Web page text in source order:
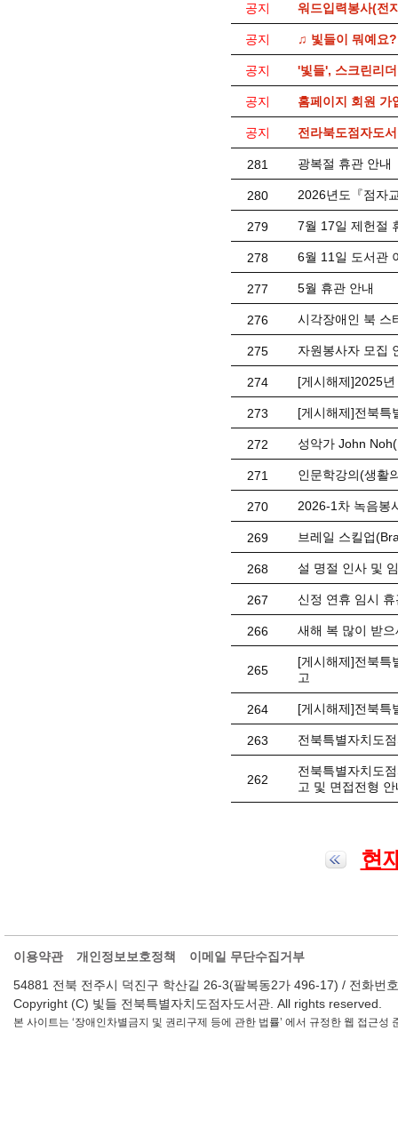
공지 워드입력봉사(전
공지 ♫ 빛들이 뭐예요?
공지 '빛들', 스크린리
공지 홈페이지 회원 가
공지 전라북도점자도
281 광복절 휴관 안내
280 2026년도『점자
279 7월 17일 제헌절
278 6월 11일 도서관
277 5월 휴관 안내
276 시각장애인 북 스
275 자원봉사자 모집
274 [게시해제]2025
273 [게시해제]전북특
272 성악가 John
271 인문학강의(생활
270 2026-1차 녹음봉
269 브레일 스킬업
268 설 명절 인사 및
267 신정 연휴 임시
266 새해 복 많이 받
265
[게시해제]전북특
고
264 [게시해제]전북특
263 전북특별자치도
262
전북특별자치도
고 및 면접전형 안
현
이용약관 개인정보보호정책
이메일 무단수집거부
54881 전북 전주시 덕진구 학산길 26-3(팔복동2가 496-17) / 전화
Copyright (C) 빛들 전북특별자치도점자도서관. All rights reserved.
본 사이트는 ‘장애인차별금지 및 권리구제 등에 관한 법률’ 에서 규정한 웹 접근